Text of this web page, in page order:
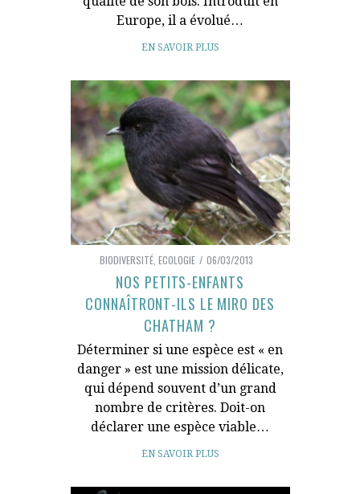
Europe, il a évolué…
EN SAVOIR PLUS
BIODIVERSITÉ, ECOLOGIE 06/03/2013
NOS PETITS-ENFANTS
CONNAÎTRONT-ILS LE MIRO DES
CHATHAM ?
Déterminer si une espèce est « en
danger » est une mission délicate,
qui dépend souvent d’un grand
nombre de critères. Doit-on
déclarer une espèce viable…
EN SAVOIR PLUS